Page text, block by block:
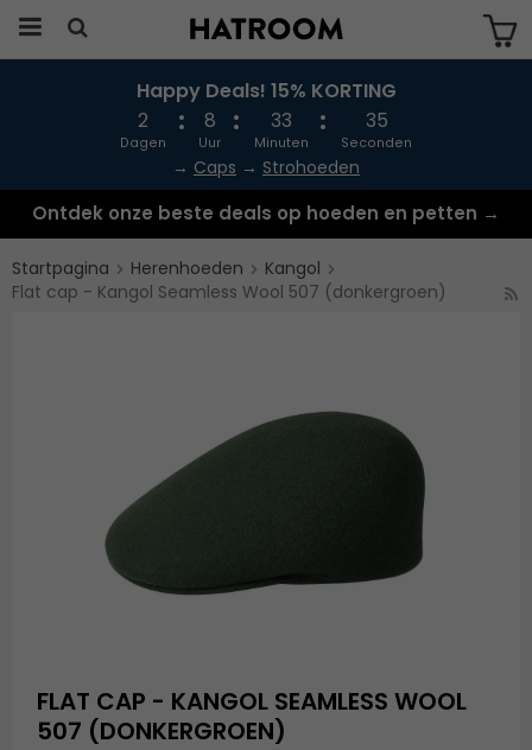
Produkten har blivit tillagd i varukorgen
Happy Deals! 15% KORTING
2
Dagen
8
Uur
33
Minuten
35
Seconden
→ Caps → Strohoeden
Ontdek onze beste deals op hoeden en petten →
Startpagina Herenhoeden
Kangol
Flat cap - Kangol Seamless Wool 507 (donkergroen)
FLAT CAP - KANGOL SEAMLESS WOOL
507 (DONKERGROEN)